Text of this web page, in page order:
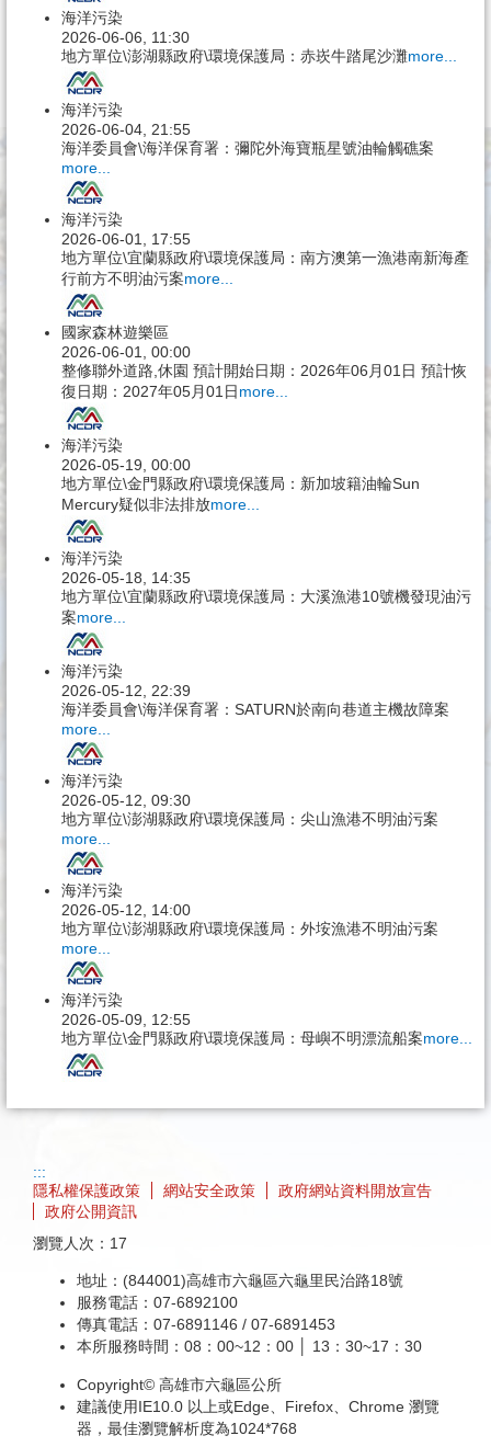
海洋污染
2026-06-06, 11:30
地方單位\澎湖縣政府\環境保護局：赤崁牛踏尾沙灘more...
海洋污染
2026-06-04, 21:55
海洋委員會\海洋保育署：彌陀外海寶瓶星號油輪觸礁案
more...
海洋污染
2026-06-01, 17:55
地方單位\宜蘭縣政府\環境保護局：南方澳第一漁港南新海產
行前方不明油污案more...
國家森林遊樂區
2026-06-01, 00:00
整修聯外道路,休園 預計開始日期：2026年06月01日 預計恢
復日期：2027年05月01日more...
海洋污染
2026-05-19, 00:00
地方單位\金門縣政府\環境保護局：新加坡籍油輪Sun
Mercury疑似非法排放more...
海洋污染
2026-05-18, 14:35
地方單位\宜蘭縣政府\環境保護局：大溪漁港10號機發現油污
案more...
海洋污染
2026-05-12, 22:39
海洋委員會\海洋保育署：SATURN於南向巷道主機故障案
more...
海洋污染
2026-05-12, 09:30
地方單位\澎湖縣政府\環境保護局：尖山漁港不明油污案
more...
海洋污染
2026-05-12, 14:00
地方單位\澎湖縣政府\環境保護局：外垵漁港不明油污案
more...
海洋污染
2026-05-09, 12:55
地方單位\金門縣政府\環境保護局：母嶼不明漂流船案more...
:::
隱私權保護政策
網站安全政策
政府網站資料開放宣告
政府公開資訊
瀏覽人次： 17
地址：(844001)高雄市六龜區六龜里民治路18號
服務電話：07-6892100
傳真電話：07-6891146 / 07-6891453
本所服務時間：08：00~12：00 │ 13：30~17：30
Copyright© 高雄市六龜區公所
建議使用IE10.0 以上或Edge、Firefox、Chrome 瀏覽
器，最佳瀏覽解析度為1024*768